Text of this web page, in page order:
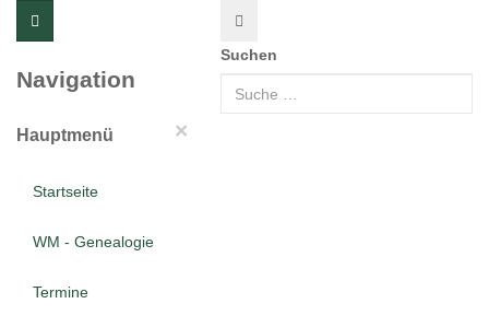
Navigation
×
Hauptmenü
Startseite
WM - Genealogie
Termine
Suchen